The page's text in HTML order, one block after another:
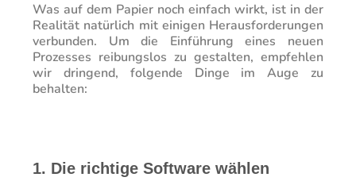
Was auf dem Papier noch einfach wirkt, ist in der
Realität natürlich mit einigen Herausforderungen
verbunden. Um die Einführung eines neuen
Prozesses reibungslos zu gestalten, empfehlen
wir dringend, folgende Dinge im Auge zu
behalten:
1. Die richtige Software wählen